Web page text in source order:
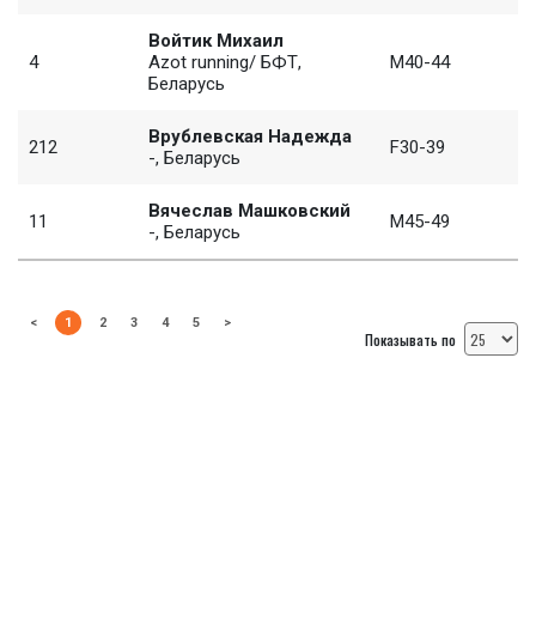
Показывать по
4
Войтик Михаил
Azot running/ БФТ,
Беларусь
M40-44
212
Врублевская Надежда
-, Беларусь
F30-39
11
Вячеслав Машковский
-, Беларусь
M45-49
< 1 2 3 4 5 >